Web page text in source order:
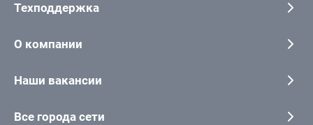
Техподдержка
О компании
Наши вакансии
Все города сети